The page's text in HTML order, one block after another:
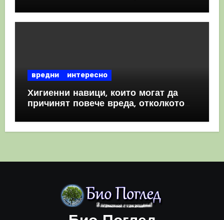
вредни интересно
Хигиенни навици, които могат да
причинят повече вреда, отколкото